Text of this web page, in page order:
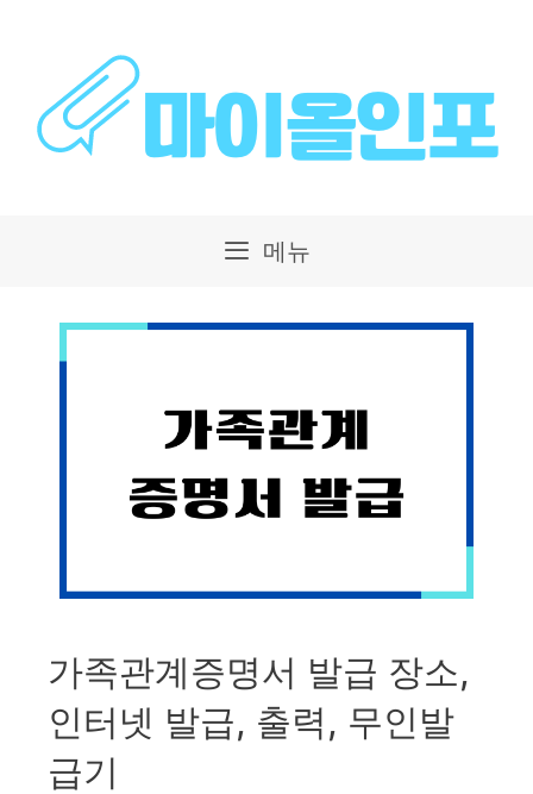
메뉴
가족관계증명서 발급 장소,
인터넷 발급, 출력, 무인발
급기